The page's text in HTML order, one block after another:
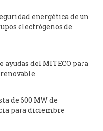
energética de un
electrógenos de
del MITECO para
de 600 MW de
para diciembre